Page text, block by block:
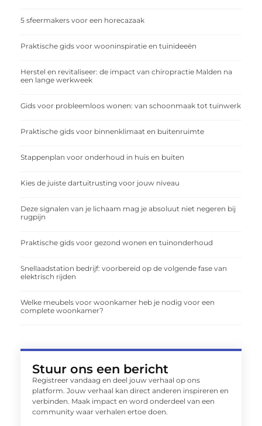
5 sfeermakers voor een horecazaak
Praktische gids voor wooninspiratie en tuinideeën
Herstel en revitaliseer: de impact van chiropractie Malden na
een lange werkweek
Gids voor probleemloos wonen: van schoonmaak tot tuinwerk
Praktische gids voor binnenklimaat en buitenruimte
Stappenplan voor onderhoud in huis en buiten
Kies de juiste dartuitrusting voor jouw niveau
Deze signalen van je lichaam mag je absoluut niet negeren bij
rugpijn
Praktische gids voor gezond wonen en tuinonderhoud
Snellaadstation bedrijf: voorbereid op de volgende fase van
elektrisch rijden
Welke meubels voor woonkamer heb je nodig voor een
complete woonkamer?
Stuur ons een bericht
Registreer vandaag en deel jouw verhaal op ons
platform. Jouw verhaal kan direct anderen inspireren en
verbinden. Maak impact en word onderdeel van een
community waar verhalen ertoe doen.